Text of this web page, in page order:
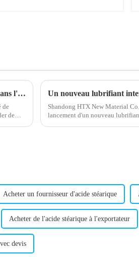
Une nouvelle étude démontre le potentiel du polyéthylène chloré dans l'industrie du plastique
de
de
Shandong HTX New Material
lancement d'un nouveau
Acheter un fournisseur d'acide stéarique
Acheter de l'acide stéarique à l'exportateur
devis